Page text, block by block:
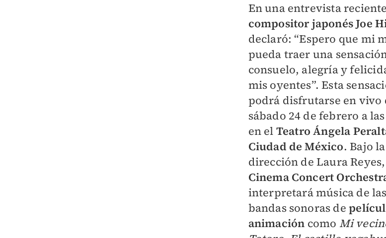
En una entrevista
compositor japonés Joe
declaró: “Espero que mi
pueda traer una
consuelo, alegría y
mis oyentes”. Esta
podrá disfrutarse en vivo
sábado 24 de febrero a
en el Teatro Ángela
Ciudad de México. Bajo la
dirección de Laura Reyes,
Cinema Concert
interpretará música de las
bandas sonoras de
animación como Mi